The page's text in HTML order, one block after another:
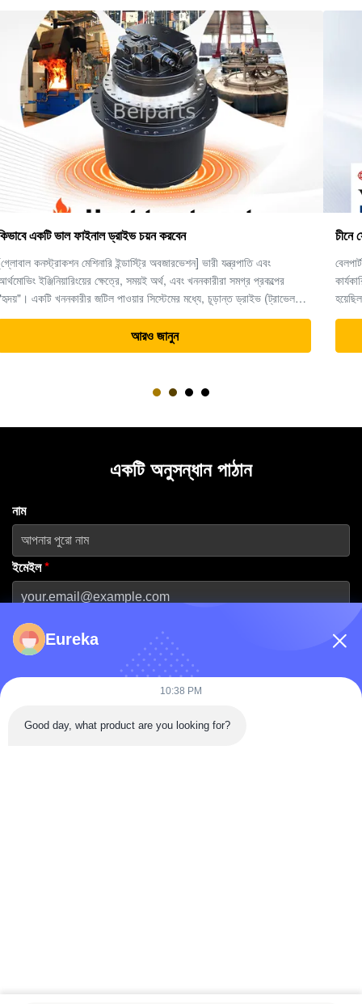
চীনে সেরা হাইড্রোলিক এক্সকাভেটর যন্ত্রাংশ প্রস্তুতকারক।
বেলপার্টস মেশিনারি লিমিটেড একটি শীর্ষস্থানীয় বিশ্বব্যাপী সরবরাহকারী যা উচ্চ-
কার্যকারিতা হাইড্রোলিক খননকারীর অংশগুলিতে বিশেষজ্ঞ। ২০১৩ সালে প্রতিষ্ঠিত
হয়েছিল এবং গুয়াংজুতে প্রধান মেশিন হাবের সদর দফতর রয়েছে,কোম্পানিটি বিশ্বব্যাপী
ভারী সরঞ্জাম সমাধানের জন্য একটি নির্ভরযোগ্য অংশীদার হিসাবে তার খ্যাতি ...
আরও জানুন
একটি অনুসন্ধান পাঠান
নাম
ইমেইল*
ফোন নম্বর
কোম্পানির নাম
Eureka
10:38 PM
Good day, what product are you looking for?